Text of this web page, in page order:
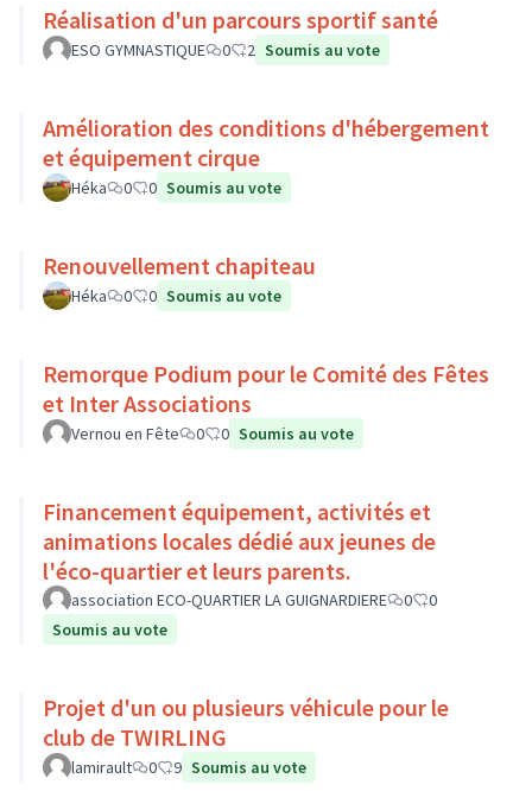
Réalisation d'un parcours sportif santé
ESO GYMNASTIQUE 0 2 Soumis au vote
Amélioration des conditions d'hébergement
et équipement cirque
Héka 0 0 Soumis au vote
Renouvellement chapiteau
Héka 0 0 Soumis au vote
Remorque Podium pour le Comité des Fêtes
et Inter Associations
Vernou en Fête 0 0 Soumis au vote
Financement équipement, activités et
animations locales dédié aux jeunes de
l'éco-quartier et leurs parents.
association ECO-QUARTIER LA GUIGNARDIERE 0
0
Soumis au vote
Projet d'un ou plusieurs véhicule pour le
club de TWIRLING
lamirault 0 9 Soumis au vote